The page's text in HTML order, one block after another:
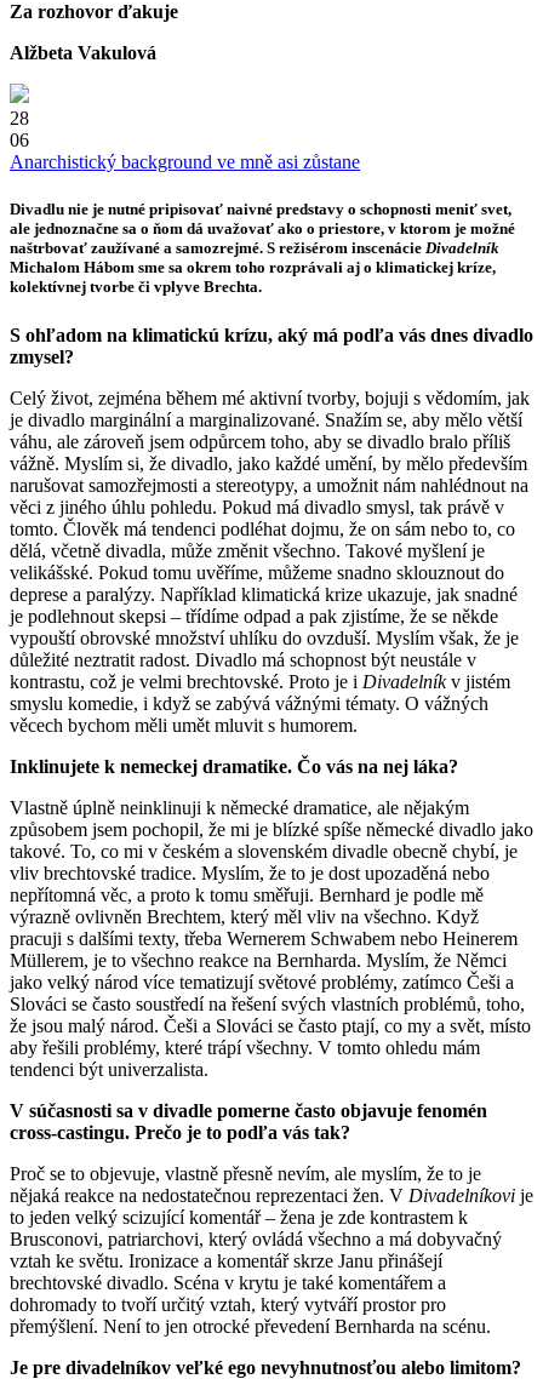
Za rozhovor ďakuje
Alžbeta Vakulová
28
06
Anarchistický background ve mně asi zůstane
Divadlu nie je nutné pripisovať naivné predstavy o schopnosti meniť svet,
ale jednoznačne sa o ňom dá uvažovať ako o priestore, v ktorom je možné
naštrbovať zaužívané a samozrejmé. S režisérom inscenácie Divadelník
Michalom Hábom sme sa okrem toho rozprávali aj o klimatickej kríze,
kolektívnej tvorbe či vplyve Brechta.
S ohľadom na klimatickú krízu, aký má podľa vás dnes divadlo
zmysel?
Celý život, zejména během mé aktivní tvorby, bojuji s vědomím, jak
je divadlo marginální a marginalizované. Snažím se, aby mělo větší
váhu, ale zároveň jsem odpůrcem toho, aby se divadlo bralo příliš
vážně. Myslím si, že divadlo, jako každé umění, by mělo především
narušovat samozřejmosti a stereotypy, a umožnit nám nahlédnout na
věci z jiného úhlu pohledu. Pokud má divadlo smysl, tak právě v
tomto. Člověk má tendenci podléhat dojmu, že on sám nebo to, co
dělá, včetně divadla, může změnit všechno. Takové myšlení je
velikášské. Pokud tomu uvěříme, můžeme snadno sklouznout do
deprese a paralýzy. Například klimatická krize ukazuje, jak snadné
je podlehnout skepsi – třídíme odpad a pak zjistíme, že se někde
vypouští obrovské množství uhlíku do ovzduší. Myslím však, že je
důležité neztratit radost. Divadlo má schopnost být neustále v
kontrastu, což je velmi brechtovské. Proto je i Divadelníkv jistém
smyslu komedie, i když se zabývá vážnými tématy. O vážných
věcech bychom měli umět mluvit s humorem.
Inklinujete k nemeckej dramatike. Čo vás na nej láka?
Vlastně úplně neinklinuji k německé dramatice, ale nějakým
způsobem jsem pochopil, že mi je blízké spíše německé divadlo jako
takové. To, co mi v českém a slovenském divadle obecně chybí, je
vliv brechtovské tradice. Myslím, že to je dost upozaděná nebo
nepřítomná věc, a proto k tomu směřuji. Bernhard je podle mě
výrazně ovlivněn Brechtem, který měl vliv na všechno. Když
pracuji s dalšími texty, třeba Wernerem Schwabem nebo Heinerem
Müllerem, je to všechno reakce na Bernharda. Myslím, že Němci
jako velký národ více tematizují světové problémy, zatímco Češi a
Slováci se často soustředí na řešení svých vlastních problémů, toho,
že jsou malý národ. Češi a Slováci se často ptají, co my a svět, místo
aby řešili problémy, které trápí všechny. V tomto ohledu mám
tendenci být univerzalista.
V súčasnosti sa v divadle pomerne často objavuje fenomén
cross-castingu. Prečo je to podľa vás tak?
Proč se to objevuje, vlastně přesně nevím, ale myslím, že to je
nějaká reakce na nedostatečnou reprezentaci žen. V Divadelníkovi je
to jeden velký scizující komentář – žena je zde kontrastem k
Brusconovi, patriarchovi, který ovládá všechno a má dobyvačný
vztah ke světu. Ironizace a komentář skrze Janu přinášejí
brechtovské divadlo. Scéna v krytu je také komentářem a
dohromady to tvoří určitý vztah, který vytváří prostor pro
přemýšlení. Není to jen otrocké převedení Bernharda na scénu.
Je pre divadelníkov veľké ego nevyhnutnosťou alebo limitom?